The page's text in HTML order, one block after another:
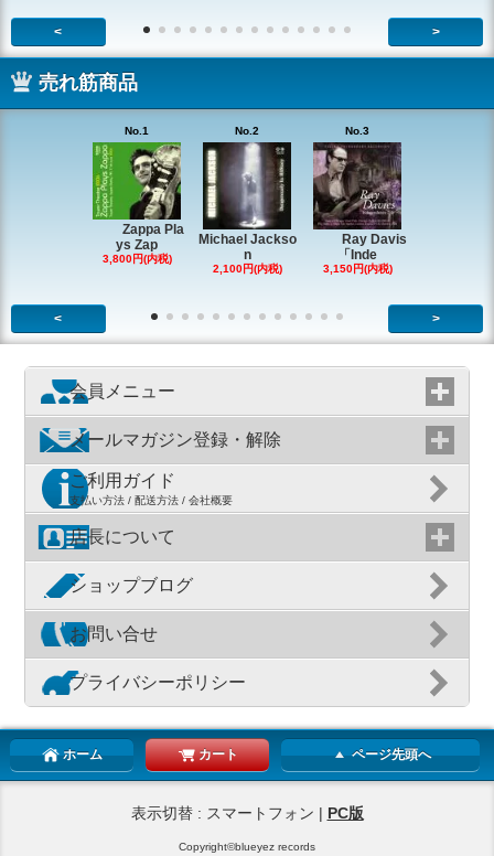
< >
売れ筋商品
No.1
Zappa Pla
ys Zap
3,800円(内税)
No.2
Michael Jackso
n
2,100円(内税)
No.3
Ray Davis
「Inde
3,150円(内税)
< >
会員メニュー
メールマガジン登録・解除
ご利用ガイド
支払い方法 / 配送方法 / 会社概要
店長について
ショップブログ
お問い合せ
プライバシーポリシー
ホーム カート ページ先頭へ
表示切替 : スマートフォン | PC版
Copyright©blueyez records